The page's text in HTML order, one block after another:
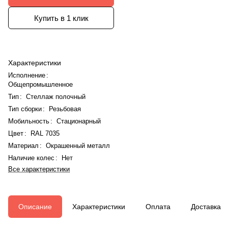
Купить в 1 клик
Характеристики
Исполнение :
Общепромышленное
Тип : Стеллаж полочный
Тип сборки:
Резьбовая
Мобильность : Стационарный
Цвет :
RAL 7035
Материал : Окрашенный металл
Наличие колес :
Нет
Все характеристики
Описание Характеристики Оплата Доставка